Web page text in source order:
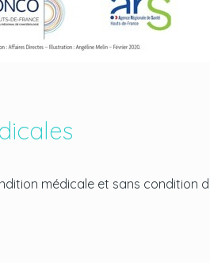
médicale et sans condition